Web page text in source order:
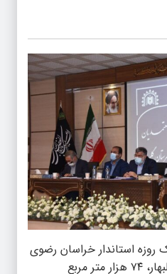
استاندار خراسان رضوی
به شهرستان تازه تاسیس گلبهار، ۷۴ هزار متر مربع